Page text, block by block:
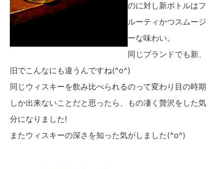
のに対し新ボトルはフ
ルーティかつスムージ
ーな味わい。
同じブランドでも新、
旧でこんなにも違うんですね(^o^)
同じウィスキーを飲み比べられるのって変わり目の時期
しか出来ないことだと思ったら、もの凄く贅沢をした気
分になりました!
またウィスキーの深さを知った気がしました(^o^)